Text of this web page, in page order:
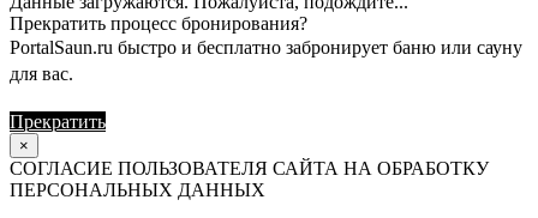
Прекратить процесс бронирования?
PortalSaun.ru быстро и бесплатно забронирует баню или сауну
для вас.
Прекратить
×
СОГЛАСИЕ ПОЛЬЗОВАТЕЛЯ САЙТА НА ОБРАБОТКУ
ПЕРСОНАЛЬНЫХ ДАННЫХ